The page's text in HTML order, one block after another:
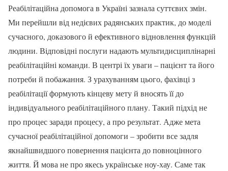
Реабілітаційна допомога в Україні зазнала суттєвих змін.
Ми перейшли від недієвих радянських практик, до моделі
сучасного, доказового й ефективного відновлення функцій
людини. Відповідні послуги надають мультидисциплінарні
реабілітаційні команди. В центрі їх уваги – пацієнт та його
потреби й побажання. З урахуванням цього, фахівці з
реабілітації формують кінцеву мету й вносять її до
індивідуального реабілітаційного плану. Такий підхід не
про процес заради процесу, а про результат. Адже мета
сучасної реабілітаційної допомоги – зробити все задля
якнайшвидшого повернення пацієнта до повноцінного
життя. Й мова не про якесь українське ноу-хау. Саме так